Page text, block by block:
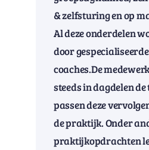
& zelfsturing en op
Al deze onderdelen
door
coaches.De
steeds in dagdelen
passen deze
de praktijk. Onder
praktijkopdrachten